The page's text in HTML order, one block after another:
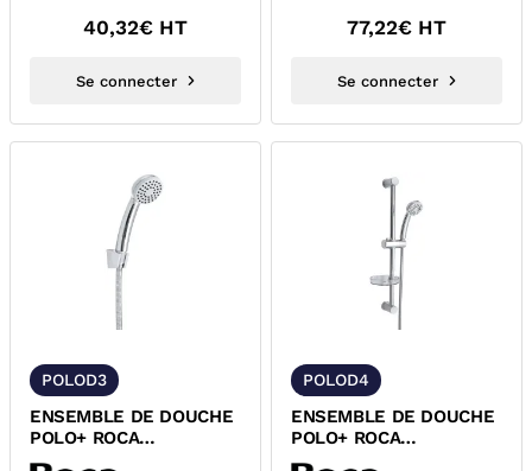
40,32€ HT
Se connecter
77,22€ HT
Se connecter
POLOD3
ENSEMBLE DE DOUCHE
POLO+ ROCA
A5B3364C00
POLOD4
ENSEMBLE DE DOUCHE
POLO+ ROCA
A5B3464C00